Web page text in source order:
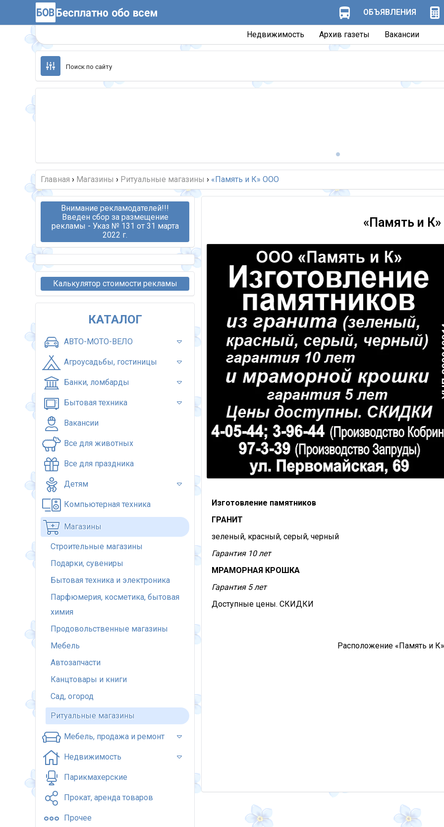
ОБЪЯВЛЕНИЯ
Недвижимость Архив газеты Вакансии
Перейти
содержанию
Главная › Магазины › Ритуальные магазины › «Память и К» ООО
Внимание рекламодателей!!!
Введен сбор за размещение
рекламы - Указ № 131 от 31 марта
2022 г.
Калькулятор стоимости рекламы
КАТАЛОГ
АВТО-МОТО-ВЕЛО
Агроусадьбы, гостиницы
Банки, ломбарды
Бытовая техника
Вакансии
Все для животных
Все для праздника
Детям
Компьютерная техника
Магазины
Строительные магазины
Подарки, сувениры
Бытовая техника и электроника
Парфюмерия, косметика, бытовая
химия
Продовольственные магазины
Мебель
Автозапчасти
Канцтовары и книги
Сад, огород
Ритуальные магазины
Мебель, продажа и ремонт
Недвижимость
Парикмахерские
Прокат, аренда товаров
Прочее
«Память и
Изготовление памятников
ГРАНИТ
зеленый, красный, серый, черный
Гарантия 10 лет
МРАМОРНАЯ КРОШКА
Гарантия 5 лет
Доступные цены. СКИДКИ
Расположение «Память и